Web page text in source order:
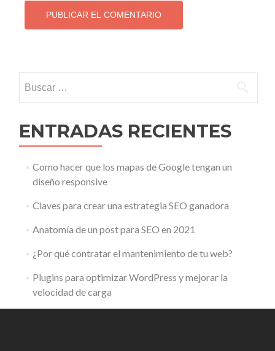
ENTRADAS RECIENTES
Como hacer que los mapas de Google tengan un
diseño responsive
Claves para crear una estrategia SEO ganadora
Anatomía de un post para SEO en 2021
¿Por qué contratar el mantenimiento de tu web?
Plugins para optimizar WordPress y mejorar la
velocidad de carga